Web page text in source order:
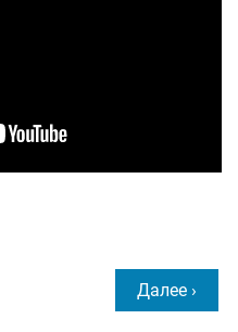
Далее ›